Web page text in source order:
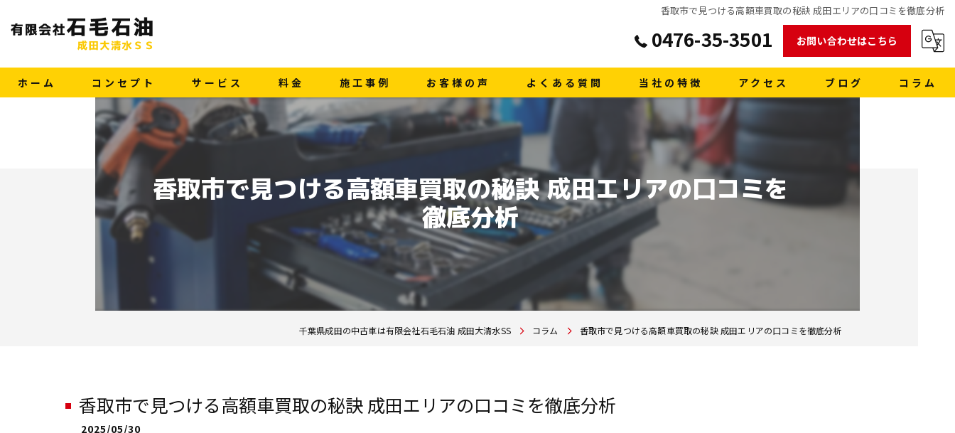
香取市で見つける高額車買取の秘訣 成田エリアの口コミを徹底分析
0476-35-3501 お問い合わせはこちら
ホーム コンセプト サービス 料金 施工事例 お客様の声 よくある質問 当社の特徴
販売
車検
格安レンタカー
アクセス ブログ コラム
香取市で見つける高額車買取の秘訣 成田エリアの口コミを
徹底分析
千葉県成田の中古車は有限会社石毛石油 成田大清水SS コラム 香取市で見つける高額車買取の秘訣 成田エリアの口コミを徹底分析
香取市で見つける高額車買取の秘訣 成田エリアの口コミを徹底分析
2025/05/30